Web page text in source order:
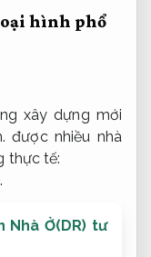
hình phổ
xây dựng mới
được nhiều nhà
thực tế:
Nhà Ở(DR) tư